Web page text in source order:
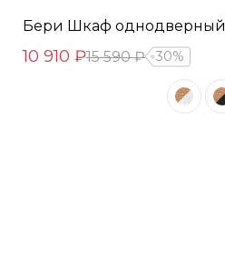
Бери Шкаф однодверный
10 910 ₽15 590 ₽ 30%